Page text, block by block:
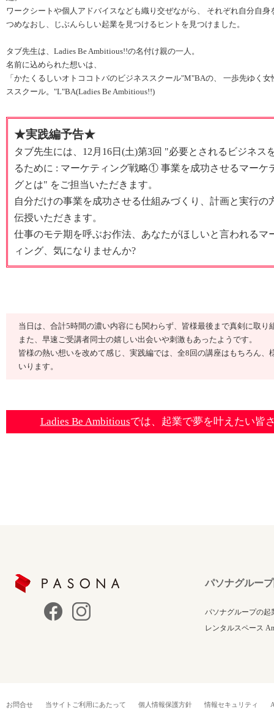
ワークシートや個人アドバイスなども織り交ぜながら、 それぞれ自分自身
つめなおし、じぶんらしい起業を見つけるヒントを見つけました。
タブ先生は、Ladies Be Ambitious!!の名付け親の一人。
名前に込められた想いは、
「かたくるしいオトココトバのビジネススクール"M"BAの、 一歩先ゆく女
ススクール。"L"BA(Ladies Be Ambitious!!)
★実践編予告★
タブ先生には、12月16日(土)第3回 "必要とされるビジネス
るために : マーケティング戦略① 事業を成功させるマーケ
グとは" をご担当いただきます。
自分だけの事業を成功させる仕組みづくり、計画と実行の
伝授いただきます。
仕事のモテ期を呼ぶお作法、あなたがほしいと言われるマ
ィング、気になりませんか?
当日は、合計5時間の濃い内容にも関わらず、皆様最後まで真剣に取り
また、早速ご受講者同士の嬉しい出会いや刺激もあったようです。
皆様の熱い想いを改めて感じ、実践編では、全8回の講座はもちろん
いります。
Ladies Be Ambitiousでは、起業で夢を叶えたい皆
パソナグルー
パソナグループの起
レンタルスペース
お問合せ 当サイトご利用にあたって 個人情報保護方針 情報セキュリティ